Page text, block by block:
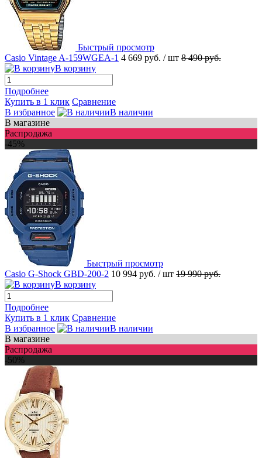
Быстрый просмотр
Casio Vintage A-159WGEA-1 4 669 руб. / шт 8 490 руб.
В корзину
Подробнее
Купить в 1 клик Сравнение
В избранное
В наличии
В магазине
Распродажа
-45%
Быстрый просмотр
Casio G-Shock GBD-200-2 10 994 руб. / шт 19 990 руб.
В корзину
Подробнее
Купить в 1 клик Сравнение
В избранное
В наличии
В магазине
Распродажа
-50%